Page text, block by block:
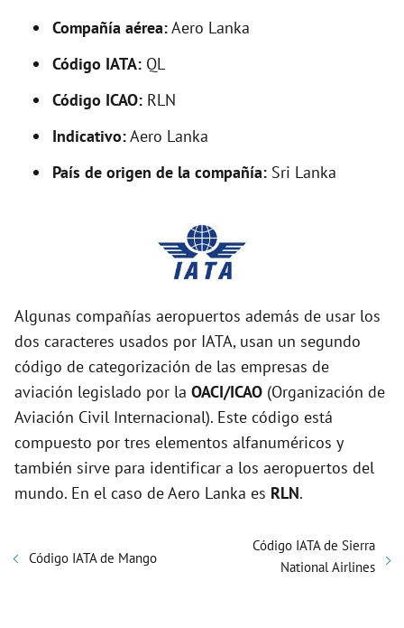
Compañía aérea:Aero Lanka
Código IATA: QL
Código ICAO: RLN
Indicativo:Aero Lanka
País de origen de la compañía: Sri Lanka
Algunas compañías aeropuertos además de usar los
dos caracteres usados por IATA, usan un segundo
código de categorización de las empresas de
aviación legislado por la OACI/ICAO (Organización de
Aviación Civil Internacional). Este código está
compuesto por tres elementos alfanuméricos y
también sirve para identificar a los aeropuertos del
mundo. En el caso de Aero Lanka es RLN.
Código IATA de Mango
Código IATA de Sierra
National Airlines